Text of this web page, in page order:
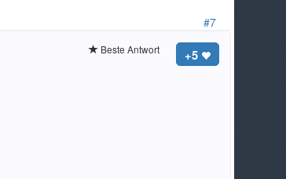
#7
+5
Beste Antwort